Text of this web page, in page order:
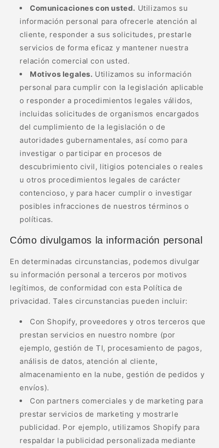
Comunicaciones con usted. Utilizamos su
información personal para ofrecerle atención al
cliente, responder a sus solicitudes, prestarle
servicios de forma eficaz y mantener nuestra
relación comercial con usted.
Motivos legales. Utilizamos su información
personal para cumplir con la legislación aplicable
o responder a procedimientos legales válidos,
incluidas solicitudes de organismos encargados
del cumplimiento de la legislación o de
autoridades gubernamentales, así como para
investigar o participar en procesos de
descubrimiento civil, litigios potenciales o reales
u otros procedimientos legales de carácter
contencioso, y para hacer cumplir o investigar
posibles infracciones de nuestros términos o
políticas.
Cómo divulgamos la información personal
En determinadas circunstancias, podemos divulgar
su información personal a terceros por motivos
legítimos, de conformidad con esta Política de
privacidad. Tales circunstancias pueden incluir:
Con Shopify, proveedores y otros terceros que
prestan servicios en nuestro nombre (por
ejemplo, gestión de TI, procesamiento de pagos,
análisis de datos, atención al cliente,
almacenamiento en la nube, gestión de pedidos y
envíos).
Con partners comerciales y de marketing para
prestar servicios de marketing y mostrarle
publicidad. Por ejemplo, utilizamos Shopify para
respaldar la publicidad personalizada mediante